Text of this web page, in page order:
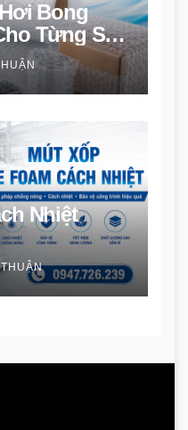
Bong
Từng Sản
Nhiệt
THUẬN